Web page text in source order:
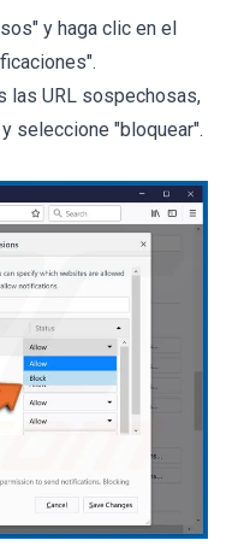
y haga clic en el
las URL sospechosas,
seleccione "bloquear".